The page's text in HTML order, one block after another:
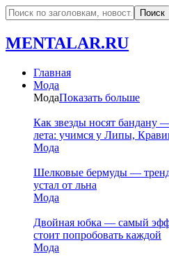
MENTALAR.RU
Главная
Мода
МодаПоказать больше
Как звезды носят бандану
лета: учимся у Липы,
Мода
Шелковые бермуды — тренд
устал от льна
Мода
Двойная юбка — самый
стоит попробовать каждой
Мода